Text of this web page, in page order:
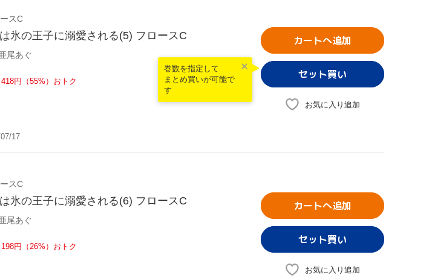
スC
氷の王子に溺愛される(5) フロースC
尾あぐ
円（55%）おトク
17
カートへ追加
巻数を指定して
まとめ買いが可能で
す
お気に入り追加
スC
氷の王子に溺愛される(6) フロースC
尾あぐ
円（26%）おトク
カートへ追加
お気に入り追加